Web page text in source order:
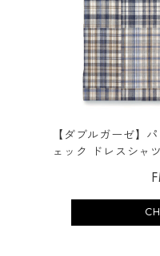
【ダブルガーゼ】
ェック ドレスシャツ